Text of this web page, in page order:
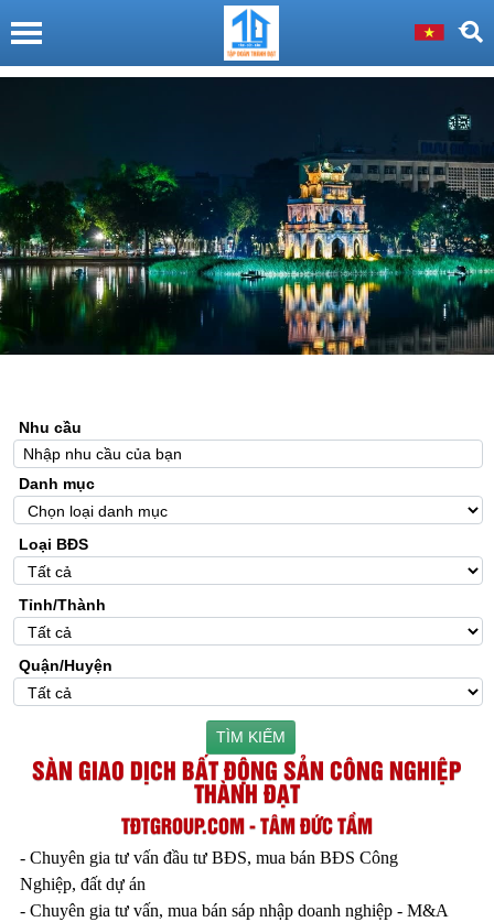
Nhu cầu
Danh mục
Loại BĐS
Tỉnh/Thành
Quận/Huyện
TÌM KIẾM
SÀN GIAO DỊCH BẤT ĐỘNG SẢN CÔNG NGHIỆP
THÀNH ĐẠT
TĐTGROUP.COM - TÂM ĐỨC TẦM
- Chuyên gia tư vấn đầu tư BĐS, mua bán BĐS Công
Nghiệp, đất dự án
- Chuyên gia tư vấn, mua bán sáp nhập doanh nghiệp - M&A